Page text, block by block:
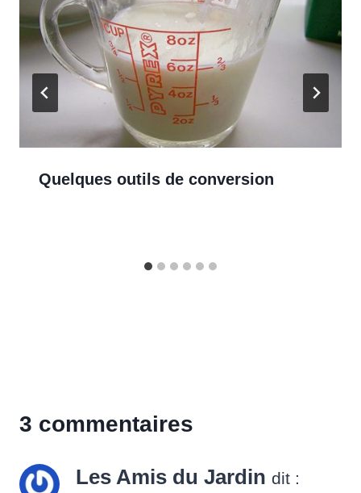
Quelques outils de conversion
3 commentaires
Les Amis du Jardin dit :